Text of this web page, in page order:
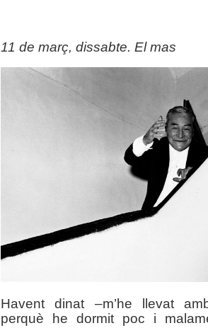
11 de març, dissabte. El mas
Havent dinat –m’he llevat
perquè he dormit poc i